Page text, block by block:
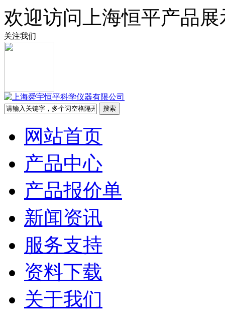
欢迎访问上海恒平产品展
关注我们
网站首页
产品中心
产品报价单
新闻资讯
服务支持
资料下载
关于我们